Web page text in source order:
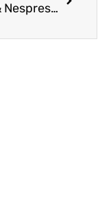
Volies & Nespresso: Alianzas B Corp que impulsan el voluntariado corporativo